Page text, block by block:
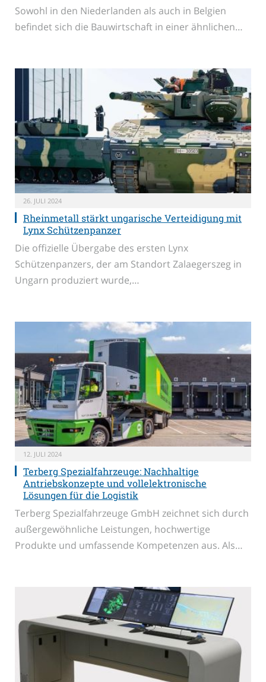
Sowohl in den Niederlanden als auch in Belgien
befindet sich die Bauwirtschaft in einer ähnlichen…
26. JULI 2024
Rheinmetall stärkt ungarische Verteidigung mit
Lynx Schützenpanzer
Die offizielle Übergabe des ersten Lynx
Schützenpanzers, der am Standort Zalaegerszeg in
Ungarn produziert wurde,…
12. JULI 2024
Terberg Spezialfahrzeuge: Nachhaltige
Antriebskonzepte und vollelektronische
Lösungen für die Logistik
Terberg Spezialfahrzeuge GmbH zeichnet sich durch
außergewöhnliche Leistungen, hochwertige
Produkte und umfassende Kompetenzen aus. Als…